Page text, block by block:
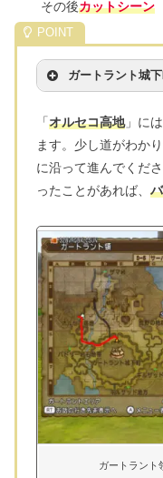
その後カットシーン
ガートラント城
「オルセコ高地」に
ます。少し道がわか
に沿って進んでくだ
ったことがあれば、
ガートラント